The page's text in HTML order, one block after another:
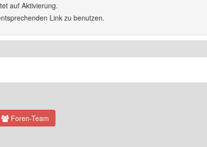
auf Aktivierung.
Link zu benutzen.
Foren-Team